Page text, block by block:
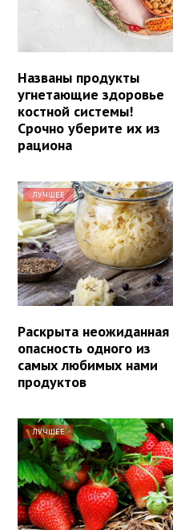
Названы продукты
угнетающие здоровье
костной системы!
Срочно уберите их из
рациона
ЛУЧШЕЕ
Раскрыта неожиданная
опасность одного из
самых любимых нами
продуктов
ЛУЧШЕЕ